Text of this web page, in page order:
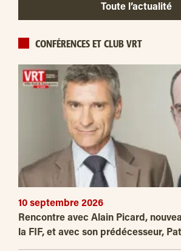
Toute l’actualité
CONFÉRENCES ET CLUB VRT
10 septembre 2026
Rencontre avec Alain Picard,
la FIF, et avec son prédécesseur,